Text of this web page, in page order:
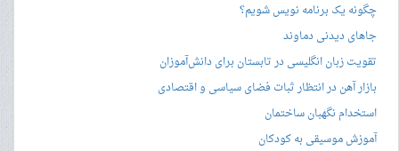
چگونه یک برنامه نویس شویم؟
جاهای دیدنی دماوند
تقویت زبان انگلیسی در تابستان برای دانش‌آموزان
بازار آهن در انتظار ثبات فضای سیاسی و اقتصادی
استخدام نگهبان ساختمان
آموزش موسیقی به کودکان